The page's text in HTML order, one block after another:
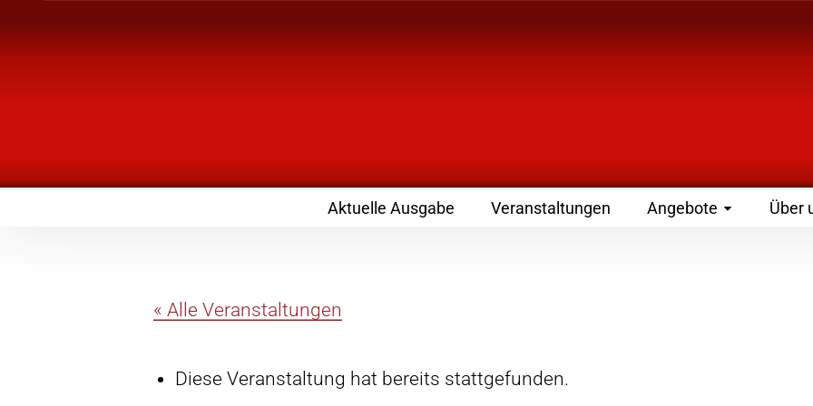
Landknirpse – Die Zeitschrift für Leute
Aktuelle Ausgabe Veranstaltungen Angebote Über
« Alle Veranstaltungen
Diese Veranstaltung hat bereits stattgefunden.